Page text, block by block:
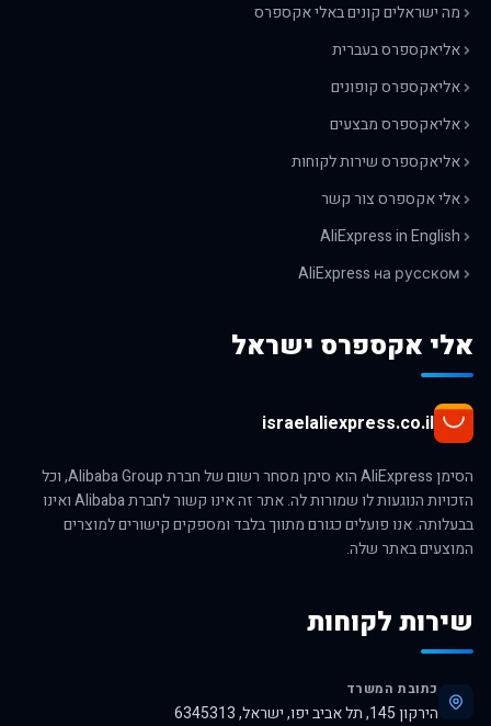
מה ישראלים קונים באלי אקספרס
אליאקספרס בעברית
אליאקספרס קופונים
אליאקספרס מבצעים
אליאקספרס שירות לקוחות
אלי אקספרס צור קשר
AliExpress in English
AliExpress на русском
אלי אקספרס ישראל
israelaliexpress.co.il
הסימן AliExpress הוא סימן מסחר רשום של חברת Alibaba Group, וכל
הזכויות הנוגעות לו שמורות לה. אתר זה אינו קשור לחברת Alibaba ואינו
בבעלותה. אנו פועלים כגורם מתווך בלבד ומספקים קישורים למוצרים
המוצעים באתר שלה.
שירות לקוחות
כתובת המשרד
הירקון 145, תל אביב יפו, ישראל, 6345313